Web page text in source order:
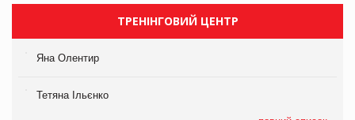
ТРЕНІНГОВИЙ ЦЕНТР
Яна Олентир
Тетяна Ільєнко